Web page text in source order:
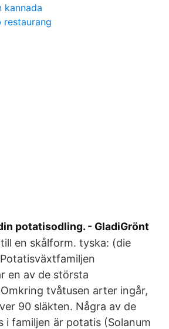
kannada
potatisodling. - GladiGrönt
en skålform. tyska: (die
en av de största
tvåtusen arter ingår,
90 släkten. Några av de
i familjen är potatis (Solanum